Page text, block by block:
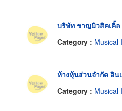
บริษัท ชาญมิวสิคเคิ้ล
Category : Musical
ห้างหุ้นส่วนจำกัด อิน
Category : Musical